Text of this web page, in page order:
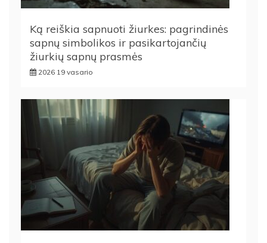
Ką reiškia sapnuoti žiurkes: pagrindinės
sapnų simbolikos ir pasikartojančių
žiurkių sapnų prasmės
2026 19 vasario